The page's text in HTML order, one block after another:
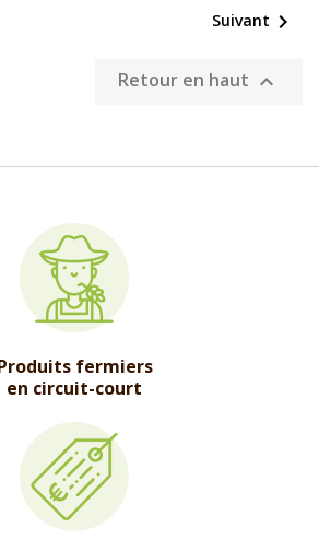
Suivant 
Retour en haut 
fermiers
en circuit-court